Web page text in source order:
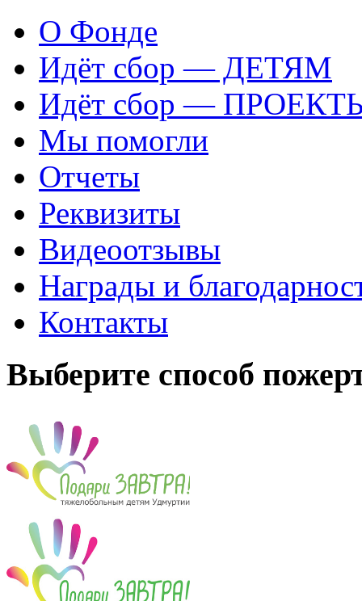
О Фонде
Идёт сбор — ДЕТЯМ
Идёт сбор —
Мы помогли
Отчеты
Реквизиты
Видеоотзывы
Награды и
Контакты
Выберите способ